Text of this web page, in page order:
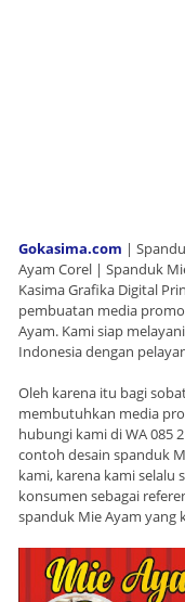
Gokasima.com |
Ayam Corel | Spanduk
Kasima Grafika Digital
pembuatan media
Ayam. Kami siap
Indonesia dengan
Oleh karena itu bagi
membutuhkan media
hubungi kami di WA 085
contoh desain spanduk
kami, karena kami selalu
konsumen sebagai
spanduk Mie Ayam yang